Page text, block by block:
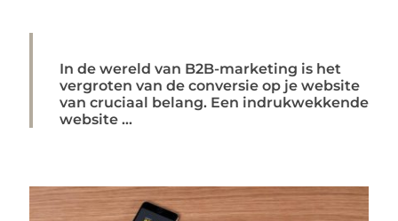
In de wereld van B2B-marketing is het
vergroten van de conversie op je website
van cruciaal belang. Een indrukwekkende
website ...